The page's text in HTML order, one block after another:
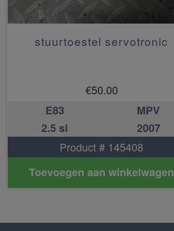
stuurtoestel servotronic
€50.00
E83
MPV
2.5 si
2007
Product # 145408
Toevoegen aan winkelwagen